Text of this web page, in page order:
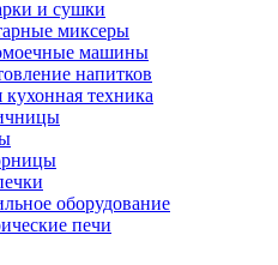
и сушки
миксеры
машины
напитков
кухонная техника
оборудование
печи